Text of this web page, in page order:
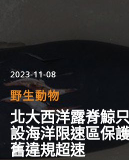
2023-11-08
野生動物
北大西洋露脊鯨
設海洋限速區保
舊違規超速